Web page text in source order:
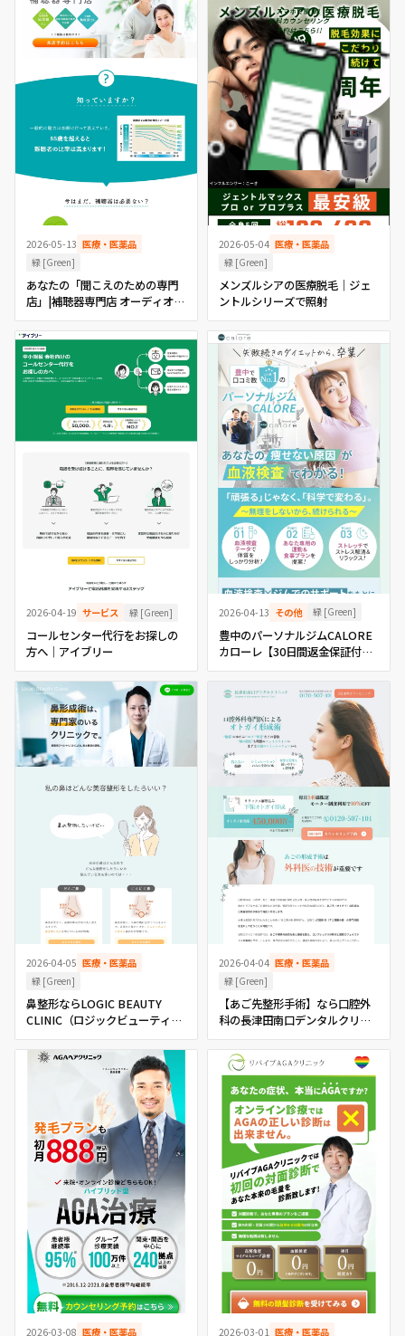
2026-05-13 医療・医薬品
緑 [Green]
あなたの「聞こえのための専門
店」|補聴器専門店 オーディオ・
ノバ
2026-05-04 医療・医薬品
緑 [Green]
メンズルシアの医療脱毛｜ジェ
ントルシリーズで照射
2026-04-19 サービス 緑 [Green]
コールセンター代行をお探しの
方へ｜アイブリー
2026-04-13 その他 緑 [Green]
豊中のパーソナルジムCALORE
カローレ【30日間返金保証付
き】
2026-04-05 医療・医薬品
緑 [Green]
鼻整形ならLOGIC BEAUTY
CLINIC（ロジックビューティー
クリニック） 大阪 本町・心斎橋
の美容外科
2026-04-04 医療・医薬品
緑 [Green]
【あご先整形手術】なら口腔外
科の長津田南口デンタルクリニ
ック
2026-03-08 医療・医薬品
2026-03-01 医療・医薬品